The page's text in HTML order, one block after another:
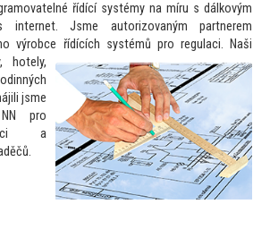
řídící systémy na míru s dálkovým
internet. Jsme autorizovaným partnerem
výrobce řídících systémů pro regulaci. Naši
hotely,
jsme
pro
a